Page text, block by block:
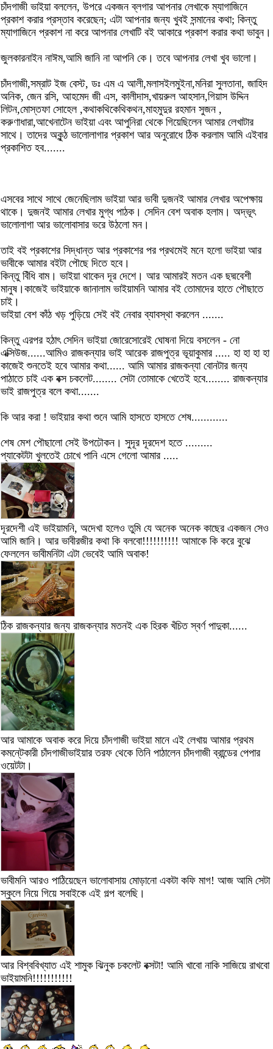
চাঁদগাজী ভাইয়া বললেন, উপরে একজন ব্লগার আপনার লেখাকে ম্যাগাজিনে
প্রকাশ করার প্রস্তাব করেছেন; এটা আপনার জন্য খুবই সন্মানের কথা; কিন্তু
ম্যাগাজিনে প্রকাশ না করে আপনার লেখাটি বই আকারে প্রকাশ করার কথা ভাবুন।
জুলকারনাইন নাঈম,আমি জানি না আপনি কে। তবে আপনার লেখা খুব ভালো।
চাঁদগাজী,সম্রাট ইজ বেস্ট, ডঃ এম এ আলী,মলাসইলমুইনা,মনিরা সুলতানা, জাহিদ
অনিক, জেন রসি, আহমেদ জী এস, কালীদাস,খায়রুল আহসান,গিয়াস উদ্দিন
লিটন,মোস্তফা সোহেল ,কথাকথিকেথিকথন,মাহমুদুর রহমান সুজন ,
করুণাধারা,আখেনাটেন ভাইয়া এবং আপুনিরা থেকে গিয়েছিলেন আমার লেখাটার
সাথে। তাদের অকুন্ঠ ভালোলাগার প্রকাশ আর অনুরোধে ঠিক করলাম আমি এইবার
প্রকাশিত হব.......
এসবের সাথে সাথে জেনেছিলাম ভাইয়া আর ভাবী দুজনই আমার লেখার অপেক্ষায়
থাকে। দুজনই আমার লেখার মুগ্ধ পাঠক। সেদিন বেশ অবাক হলাম। অদ্ভূৎ
ভালোলাগা আর ভালোবাসার ভরে উঠলো মন।
তাই বই প্রকাশের সিদ্ধান্ত আর প্রকাশের পর প্রথমেই মনে হলো ভাইয়া আর
ভাবীকে আমার বইটা পৌছে দিতে হবে।
কিন্তু বিঁধি বাম। ভাইয়া থাকেন দূর দেশে। আর আমারই মতন এক ছদ্মবেশী
মানুষ।কাজেই ভাইয়াকে জানালাম ভাইয়ামনি আমার বই তোমাদের হাতে পৌছাতে
চাই।
ভাইয়া বেশ কাঁঠ খড় পুড়িয়ে সেই বই নেবার ব্যাবস্থা করলেন .......
কিন্তু এরপর হঠাৎ সেদিন ভাইয়া জোরেসোরেই ঘোষনা দিয়ে বসলেন - নো
এক্সিউজ......আমিও রাজকন্যার ভাই আরেক রাজপুত্র ভূয়াকুমার ..... হা হা হা হা
কাজেই শুনতেই হবে আমার কথা...... আমি আমার রাজকন্যা বোনটার জন্য
পাঠাতে চাই এক বক্স চকলেট........ সেটা তোমাকে খেতেই হবে........ রাজকন্যার
ভাই রাজপুত্র বলে কথা.......
কি আর করা ! ভাইয়ার কথা শুনে আমি হাসতে হাসতে শেষ............
শেষ মেশ পৌছালো সেই উপঢৌকন। সুদূর দূরদেশ হতে .........
প্যাকেটটা খুলতেই চোখে পানি এসে গেলো আমার .....
দূরদেশী এই ভাইয়ামনি, অদেখা হলেও তুমি যে অনেক অনেক কাছের একজন সেও
আমি জানি। আর ভাবীরজীর কথা কি বলবো!!!!!!!!!! আমাকে কি করে বুঝে
ফেললেন ভাবীমনিটা এটা ভেবেই আমি অবাক!
ঠিক রাজকন্যার জন্য রাজকন্যার মতনই এক হিরক খঁচিত স্বর্ণ পাদুকা......
আর আমাকে অবাক করে দিয়ে চাঁদগাজী ভাইয়া মানে এই লেখায় আমার প্রথম
কমনে্টকারী চাঁদগাজীভাইয়ার তরফ থেকে তিনি পাঠালেন চাঁদগাজী ব্রান্ডের পেপার
ওয়েটটা।
ভাবীমনি আরও পাঠিয়েছেন ভালোবাসায় মোড়ানো একটা কফি মাগ! আজ আমি সেটা
স্কুলে নিয়ে গিয়ে সবাইকে এই গল্প বলেছি।
আর বিশ্ববিখ্যাত এই শামুক ঝিনুক চকলেট বক্সটা! আমি খাবো নাকি সাজিয়ে রাখবো
ভাইয়ামনি!!!!!!!!!!!